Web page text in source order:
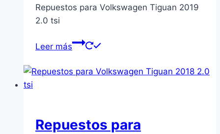
Repuestos para Volkswagen Tiguan 2019
2.0 tsi
Leer más
Repuestos para